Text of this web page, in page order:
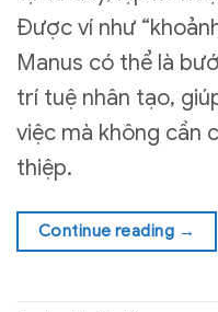
Được ví như
Manus có thể là
trí tuệ nhân tạo,
việc mà không cần
thiệp.
Continue reading →